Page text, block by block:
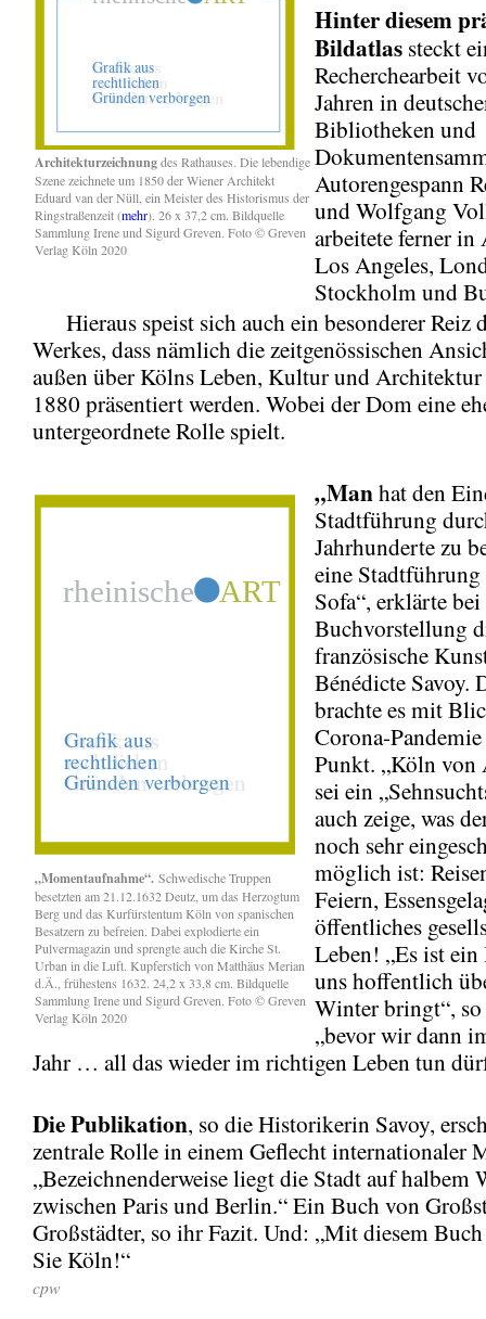
Architekturzeichnungdes Rathauses. Die lebendige
Szene zeichnete um 1850 der Wiener Architekt
Eduard van der Nüll, ein Meister des Historismus der
Ringstraßenzeit (mehr). 26 x 37,2 cm. Bildquelle
Sammlung Irene und Sigurd Greven. Foto © Greven
Verlag Köln 2020
Hinterdiesem
Bildatlas steckt
Recherchearbeit
Jahren in
Bibliotheken und
Autorengespann
und Wolfgang
arbeitete ferner
Los Angeles,
Stockholm und
Hieraus speist sich auch ein besonderer Reiz
Werkes, dass nämlich die zeitgenössischen
außen über Kölns Leben, Kultur und Architektur
1880 präsentiert werden. Wobei der Dom eine
untergeordnete Rolle spielt.
„Momentaufnahme“. Schwedische Truppen
besetzten am 21.12.1632 Deutz, um das Herzogtum
Berg und das Kurfürstentum Köln von spanischen
Besatzern zu befreien. Dabei explodierte ein
Pulvermagazin und sprengte auch die Kirche St.
Urban in die Luft. Kupferstich von Matthäus Merian
d.Ä., frühestens 1632. 24,2 x 33,8 cm. Bildquelle
Sammlung Irene und Sigurd Greven. Foto © Greven
Verlag Köln 2020
„Manhat den
Stadtführung
Jahrhunderte zu
eine
Sofa“, erklärte
Buchvorstellung
französische
Bénédicte Savoy.
brachte es mit
Corona-
Punkt. „Köln von
sei ein
auch zeige, was
noch sehr
möglich ist:
Feiern,
öffentliches
Leben! „Es ist ein
uns hoffentlich
Winter bringt“, so
„bevor wir dann
Jahr … all das wieder im richtigen Leben tun
Die Publikation, so die Historikerin Savoy,
zentrale Rolle in einem Geflecht internationaler
„Bezeichnenderweise liegt die Stadt auf halbem
zwischen Paris und Berlin.“ Ein Buch von
Großstädter, so ihr Fazit. Und: „Mit diesem
Sie Köln!“
cpw